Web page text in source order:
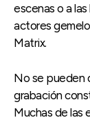
escenas o a
actores
Matrix.
No se pueden
grabación
Muchas de las